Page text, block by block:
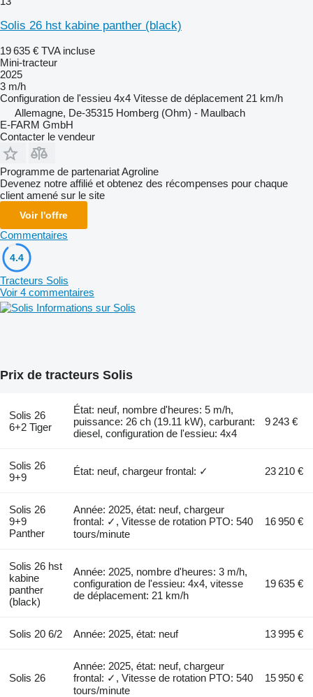
Solis 26 hst kabine panther (black)
19 635 € TVA incluse
Mini-tracteur
2025
3 m/h
Configuration de l'essieu 4x4 Vitesse de déplacement 21 km/h
Allemagne, De-35315 Homberg (Ohm) - Maulbach
E-FARM GmbH
Contacter le vendeur
Programme de partenariat Agroline
Devenez notre affilié et obtenez des récompenses pour chaque
client amené sur le site
Voir l'offre
Commentaires
4.4
Tracteurs Solis
Voir 4 commentaires
Informations sur Solis
Prix de tracteurs Solis
Solis 26
6+2 Tiger
État: neuf, nombre d'heures: 5 m/h,
puissance: 26 ch (19.11 kW), carburant:
diesel, configuration de l'essieu: 4x4
9 243 €
Solis 26
9+9
État: neuf, chargeur frontal: ✓ 23 210 €
Solis 26
9+9
Panther
Année: 2025, état: neuf, chargeur
frontal: ✓, Vitesse de rotation PTO: 540
tours/minute
16 950 €
Solis 26 hst
kabine
panther
(black)
Année: 2025, nombre d'heures: 3 m/h,
configuration de l'essieu: 4x4, vitesse
de déplacement: 21 km/h
19 635 €
Solis 20 6/2 Année: 2025, état: neuf 13 995 €
Solis 26
Année: 2025, état: neuf, chargeur
frontal: ✓, Vitesse de rotation PTO: 540
tours/minute
15 950 €